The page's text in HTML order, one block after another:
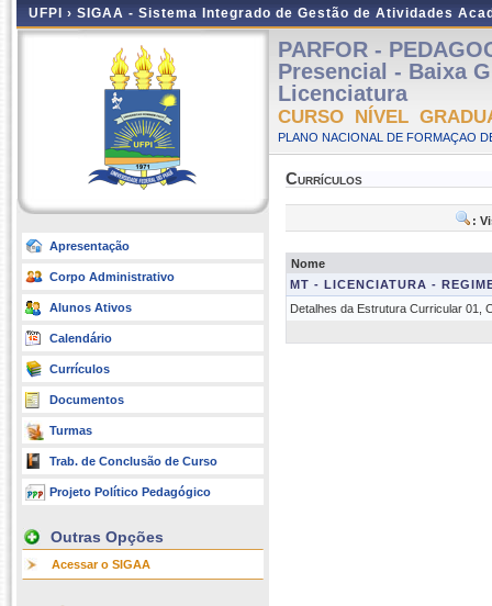
UFPI › SIGAA - Sistema Integrado de Gestão de Atividades
Apresentação
Corpo Administrativo
Alunos Ativos
Calendário
Currículos
Documentos
Turmas
Trab. de Conclusão de Curso
Projeto Político Pedagógico
Outras Opções
Acessar o SIGAA
PARFOR -
Presencial - Baixa
Licenciatura
CURSO NÍVEL
PLANO NACIONAL DE FORMAÇAO
Currículos
:
Nome
MT - LICENCIATURA -
Detalhes da Estrutura Curricular 01,